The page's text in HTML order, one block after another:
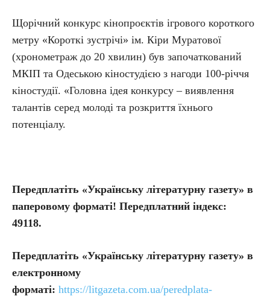
Щорічний конкурс кінопроєктів ігрового короткого
метру «Короткі зустрічі» ім. Кіри Муратової
(хронометраж до 20 хвилин) був започаткований
МКІП та Одеською кіностудією з нагоди 100-річчя
кіностудії. «Головна ідея конкурсу – виявлення
талантів серед молоді та розкриття їхнього
потенціалу.
Передплатіть «Українську літературну газету» в
паперовому форматі! Передплатний індекс:
49118.
Передплатіть «Українську літературну газету» в
електронному
форматі: https://litgazeta.com.ua/peredplata-